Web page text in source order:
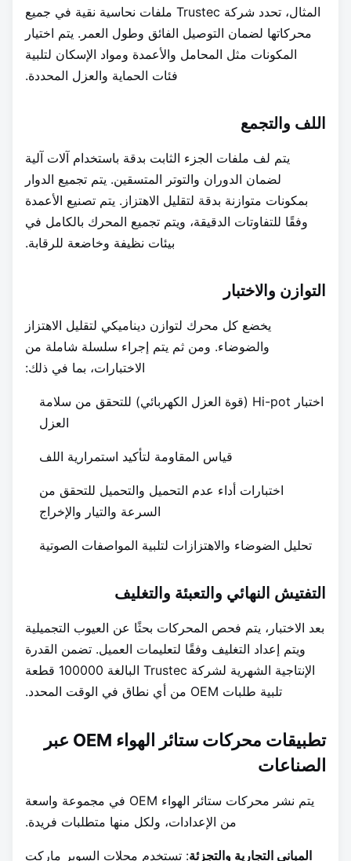
المثال، تحدد شركة Trustec ملفات نحاسية نقية في جميع
محركاتها لضمان التوصيل الفائق وطول العمر. يتم اختيار
المكونات مثل المحامل والأعمدة ومواد الإسكان لتلبية
فئات الحماية والعزل المحددة.
اللف والتجمع
يتم لف ملفات الجزء الثابت بدقة باستخدام آلات آلية
لضمان الدوران والتوتر المتسقين. يتم تجميع الدوار
بمكونات متوازنة بدقة لتقليل الاهتزاز. يتم تصنيع الأعمدة
وفقًا للتفاوتات الدقيقة، ويتم تجميع المحرك بالكامل في
بيئات نظيفة وخاضعة للرقابة.
التوازن والاختبار
يخضع كل محرك لتوازن ديناميكي لتقليل الاهتزاز
والضوضاء. ومن ثم يتم إجراء سلسلة شاملة من
الاختبارات، بما في ذلك:
اختبار Hi-pot (قوة العزل الكهربائي) للتحقق من سلامة
العزل
قياس المقاومة لتأكيد استمرارية اللف
اختبارات أداء عدم التحميل والتحميل للتحقق من
السرعة والتيار والإخراج
تحليل الضوضاء والاهتزازات لتلبية المواصفات الصوتية
التفتيش النهائي والتعبئة والتغليف
بعد الاختبار، يتم فحص المحركات بحثًا عن العيوب التجميلية
ويتم إعداد التغليف وفقًا لتعليمات العميل. تضمن القدرة
الإنتاجية الشهرية لشركة Trustec البالغة 100000 قطعة
تلبية طلبات OEM من أي نطاق في الوقت المحدد.
تطبيقات محركات ستائر الهواء OEM عبر
الصناعات
يتم نشر محركات ستائر الهواء OEM في مجموعة واسعة
من الإعدادات، ولكل منها متطلبات فريدة.
المباني التجارية والتجزئة: تستخدم محلات السوبر ماركت